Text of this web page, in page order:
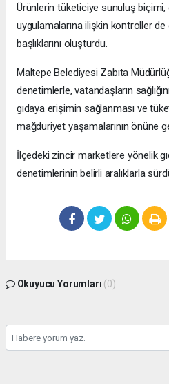
Ürünlerin tüketiciye sunuluş
uygulamalarına ilişkin kontroller
başlıklarını oluşturdu.
Maltepe Belediyesi Zabıta
denetimlerle, vatandaşların
gıdaya erişimin sağlanması ve
mağduriyet yaşamalarının önüne
İlçedeki zincir marketlere yönelik
denetimlerinin belirli aralıklarla
Okuyucu Yorumları (0)